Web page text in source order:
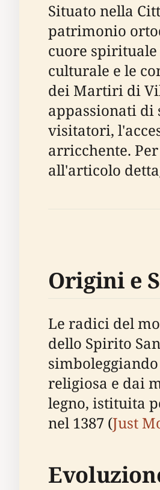
Situato nella
patrimonio
cuore
culturale e le
dei Martiri di
appassionati di
visitatori,
arricchente.
all'articolo
Origini e
Le radici del
dello Spirito
religiosa e dai
legno, istituita
nel 1387 (Just